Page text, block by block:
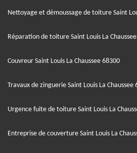
Nettoyage et démoussage de toiture Saint
Réparation de toiture Saint Louis La
Couvreur Saint Louis La Chaussee 68300
Travaux de zinguerie Saint Louis La Chaussee
Urgence fuite de toiture Saint Louis La
Entreprise de couverture Saint Louis La